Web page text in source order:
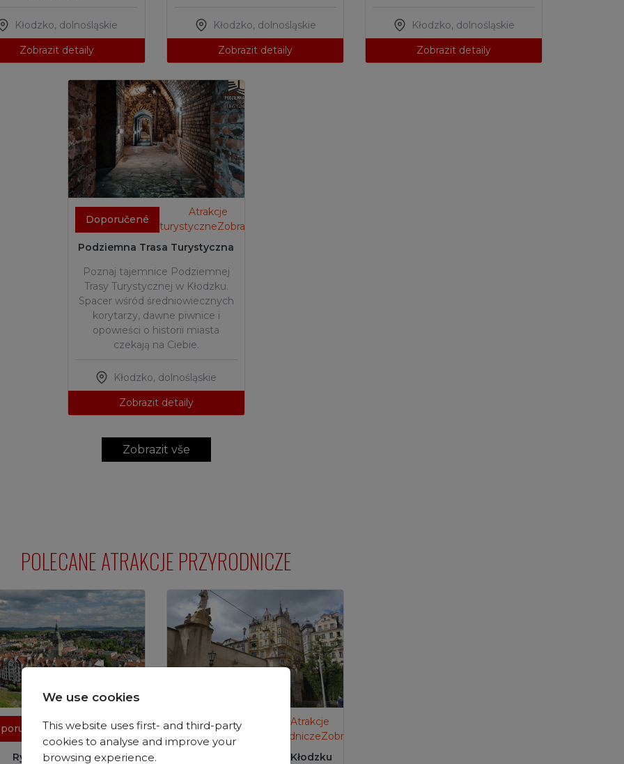
Kłodzko, dolnośląskie
Zobrazit detaily
Kłodzko, dolnośląskie
Zobrazit detaily
Kłodzko, dolnośląskie
Zobrazit detaily
Doporučené
Atrakcje
turystyczneZobrazit
Podziemna Trasa Turystyczna
Poznaj tajemnice Podziemnej
Trasy Turystycznej w Kłodzku.
Spacer wśród średniowiecznych
korytarzy, dawne piwnice i
opowieści o historii miasta
czekają na Ciebie.
Kłodzko, dolnośląskie
Zobrazit detaily
Zobrazit vše
POLECANE ATRAKCJE PRZYRODNICZE
Atrakcje
przyrodniczeZobrazit
Rynek w Kłodzku
Doporučené
Atrakcje
przyrodniczeZobrazit
Most na Młynówce w Kłodzku
We use cookies
This website uses first- and third-party
cookies to analyse and improve your
browsing experience.